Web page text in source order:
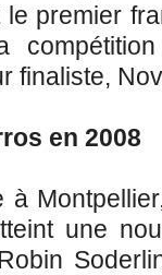
le premier
finaliste,
en 2008
une